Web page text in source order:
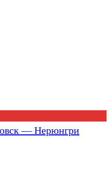
— Нерюнгри